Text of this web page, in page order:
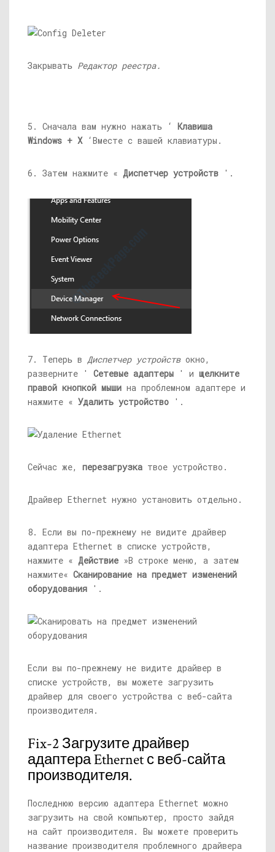
Закрывать Редактор реестра.
5. Сначала вам нужно нажать ‘ Клавиша
Windows + X‘Вместе с вашей клавиатуры.
6. Затем нажмите « Диспетчер устройств '.
7. Теперь в Диспетчер устройствокно,
разверните ' Сетевые адаптеры ' и щелкните
правой кнопкой мыши на проблемном адаптере и
нажмите « Удалить устройство '.
Сейчас же, перезагрузка твое устройство.
Драйвер Ethernet нужно установить отдельно.
8. Если вы по-прежнему не видите драйвер
адаптера Ethernet в списке устройств,
нажмите « Действие »В строке меню, а затем
нажмите« Сканирование на предмет изменений
оборудования '.
Если вы по-прежнему не видите драйвер в
списке устройств, вы можете загрузить
драйвер для своего устройства с веб-сайта
производителя.
Fix-2 Загрузите драйвер
адаптера Ethernet с веб-сайта
производителя.
Последнюю версию адаптера Ethernet можно
загрузить на свой компьютер, просто зайдя
на сайт производителя. Вы можете проверить
название производителя проблемного драйвера